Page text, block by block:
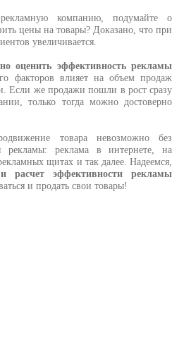
компанию, подумайте о
цены на товары? Доказано, что при
увеличивается.
оценить эффективность рекламы
факторов влияет на объем продаж
Если же продажи пошли в рост сразу
только тогда можно достоверно
товара невозможно без
рекламы: реклама в интернете, на
щитах и так далее. Надеемся,
расчет эффективности рекламы
и продать свои товары!